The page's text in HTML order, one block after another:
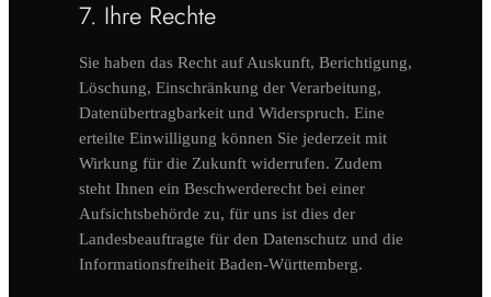
7. Ihre Rechte
Sie haben das Recht auf Auskunft, Berichtigung,
Löschung, Einschränkung der Verarbeitung,
Datenübertragbarkeit und Widerspruch. Eine
erteilte Einwilligung können Sie jederzeit mit
Wirkung für die Zukunft widerrufen. Zudem
steht Ihnen ein Beschwerderecht bei einer
Aufsichtsbehörde zu, für uns ist dies der
Landesbeauftragte für den Datenschutz und die
Informationsfreiheit Baden-Württemberg.